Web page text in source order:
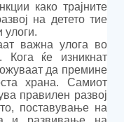
како трајните
на дететотие
улоги.
важна улога во
Кога ќе изникнат
да премине
храна. Самиот
правилен развој
поставување на